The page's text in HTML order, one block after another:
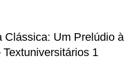
Clássica: Um Prelúdio à
1